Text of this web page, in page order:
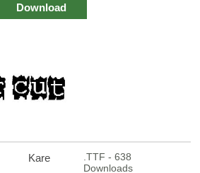
Download
Kare
.TTF - 638
Downloads